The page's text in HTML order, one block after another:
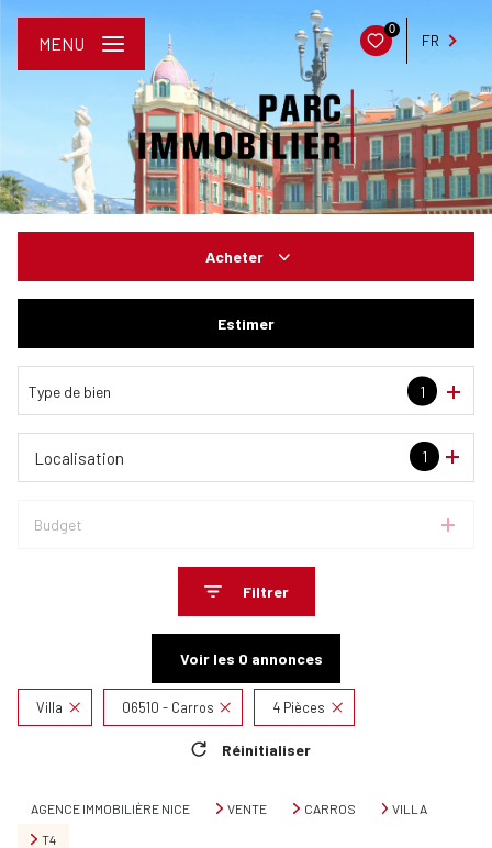
0
FR
MENU
Acheter
Estimer
Type de bien 1
1
Localisation
Budget
Filtrer
Voir les 0 annonces
Villa 06510 - Carros 4 Pièces
Réinitialiser
AGENCE IMMOBILIÈRE NICE VENTE CARROS
VILLA
T4